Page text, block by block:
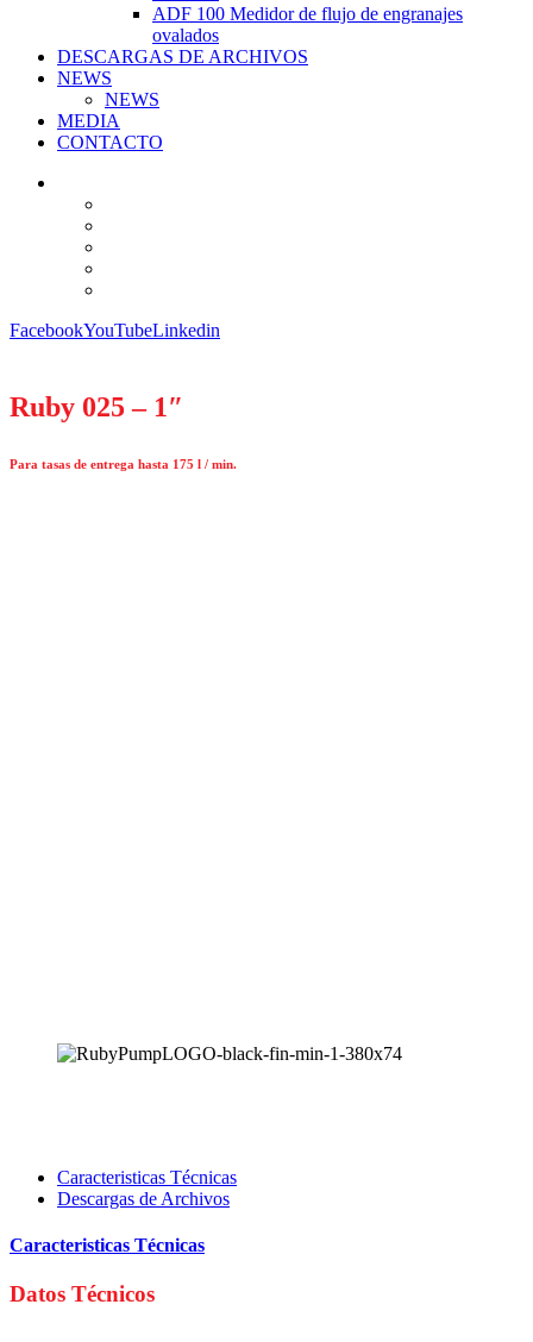
ADF 100 Medidor de flujo de engranajes
ovalados
DESCARGAS DE ARCHIVOS
NEWS
NEWS
MEDIA
CONTACTO
FacebookYouTubeLinkedin
Ruby 025 – 1″
Para tasas de entrega hasta 175 l / min.
Caracteristicas Técnicas
Descargas de Archivos
Caracteristicas Técnicas
Datos Técnicos